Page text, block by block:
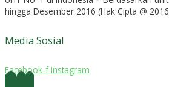
hingga Desember 2016 (Hak Cipta @
Media Sosial
Facebook-f Instagram